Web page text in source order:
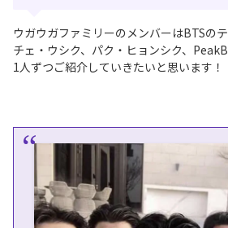
ウガウガファミリーのメンバーはBTSの
チェ・ウシク、パク・ヒョンシク、
1人ずつご紹介していきたいと思います！